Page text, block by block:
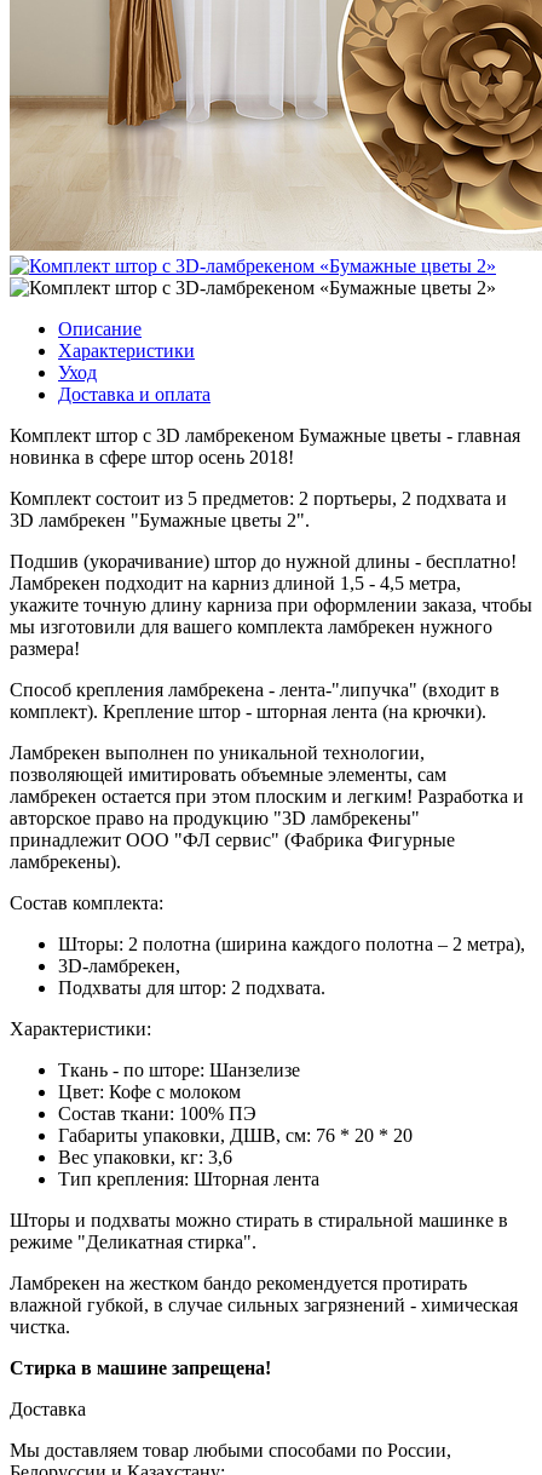
Описание
Характеристики
Уход
Доставка и оплата
Комплект штор с 3D ламбрекеном Бумажные цветы - главная
новинка в сфере штор осень 2018!
Комплект состоит из 5 предметов: 2 портьеры, 2 подхвата и
3D ламбрекен "Бумажные цветы 2".
Подшив (укорачивание) штор до нужной длины - бесплатно!
Ламбрекен подходит на карниз длиной 1,5 - 4,5 метра,
укажите точную длину карниза при оформлении заказа, чтобы
мы изготовили для вашего комплекта ламбрекен нужного
размера!
Способ крепления ламбрекена - лента-"липучка" (входит в
комплект). Крепление штор - шторная лента (на крючки).
Ламбрекен выполнен по уникальной технологии,
позволяющей имитировать объемные элементы, сам
ламбрекен остается при этом плоским и легким! Разработка и
авторское право на продукцию "3D ламбрекены"
принадлежит ООО "ФЛ сервис" (Фабрика Фигурные
ламбрекены).
Состав комплекта:
Шторы: 2 полотна (ширина каждого полотна – 2 метра),
3D-ламбрекен,
Подхваты для штор: 2 подхвата.
Характеристики:
Ткань - по шторе: Шанзелизе
Цвет: Кофе с молоком
Состав ткани: 100% ПЭ
Габариты упаковки, ДШВ, см: 76 * 20 * 20
Вес упаковки, кг: 3,6
Тип крепления: Шторная лента
Шторы и подхваты можно стирать в стиральной машинке в
режиме "Деликатная стирка".
Ламбрекен на жестком бандо рекомендуется протирать
влажной губкой, в случае сильных загрязнений - химическая
чистка.
Стирка в машине запрещена!
Доставка
Мы доставляем товар любыми способами по России,